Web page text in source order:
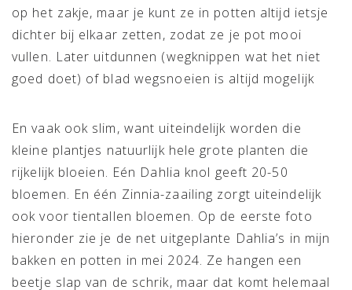
op het zakje, maar je kunt ze in potten altijd ietsje
dichter bij elkaar zetten, zodat ze je pot mooi
vullen. Later uitdunnen (wegknippen wat het niet
goed doet) of blad wegsnoeien is altijd mogelijk
En vaak ook slim, want uiteindelijk worden die
kleine plantjes natuurlijk hele grote planten die
rijkelijk bloeien. Eén Dahlia knol geeft 20-50
bloemen. En één Zinnia-zaailing zorgt uiteindelijk
ook voor tientallen bloemen. Op de eerste foto
hieronder zie je de net uitgeplante Dahlia’s in mijn
bakken en potten in mei 2024. Ze hangen een
beetje slap van de schrik, maar dat komt helemaal